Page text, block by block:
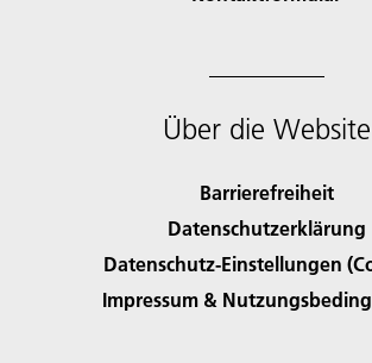
Über die Website
Barrierefreiheit
Datenschutzerklärung
Datenschutz-Einstellungen
Impressum &